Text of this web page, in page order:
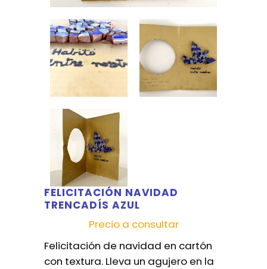
FELICITACIÓN NAVIDAD
TRENCADÍS AZUL
Precio a consultar
Felicitación de navidad en cartón
con textura. Lleva un agujero en la